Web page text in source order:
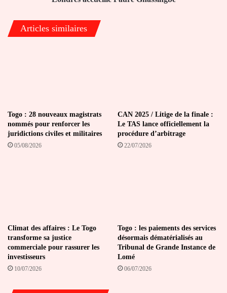
Articles similaires
Togo : 28 nouveaux magistrats
nommés pour renforcer les
juridictions civiles et militaires
05/08/2026
CAN 2025 / Litige de la finale :
Le TAS lance officiellement la
procédure d’arbitrage
22/07/2026
Climat des affaires : Le Togo
transforme sa justice
commerciale pour rassurer les
investisseurs
10/07/2026
Togo : les paiements des services
désormais dématérialisés au
Tribunal de Grande Instance de
Lomé
06/07/2026